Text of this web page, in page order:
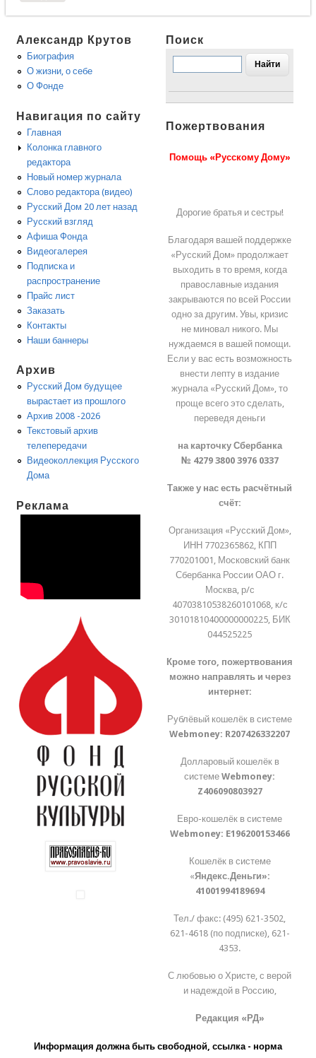
Александр Крутов
Биография
О жизни, о себе
О Фонде
Навигация по сайту
Главная
Колонка главного
редактора
Новый номер журнала
Слово редактора (видео)
Русский Дом 20 лет назад
Русский взгляд
Афиша Фонда
Видеогалерея
Подписка и
распространение
Прайс лист
Заказать
Контакты
Наши баннеры
Архив
Русский Дом будущее
вырастает из прошлого
Архив 2008 -2026
Текстовый архив
телепередачи
Видеоколлекция Русского
Дома
Реклама
Поиск
Пожертвования
Помощь «Русскому Дому»
Дорогие братья и сестры!
Благодаря вашей поддержке
«Русский Дом» продолжает
выходить в то время, когда
православные издания
закрываются по всей России
одно за другим. Увы, кризис
не миновал никого. Мы
нуждаемся в вашей помощи.
Если у вас есть возможность
внести лепту в издание
журнала «Русский Дом», то
проще всего это сделать,
переведя деньги
на карточку Сбербанка
№ 4279 3800 3976 0337
Также у нас есть расчётный
счёт:
Организация «Русский Дом»,
ИНН 7702365862, КПП
770201001, Московский банк
Сбербанка России ОАО г.
Москва, р/с
40703810538260101068, к/с
30101810400000000225, БИК
044525225
Кроме того, пожертвования
можно направлять и через
интернет:
Рублёвый кошелёк в системе
Webmoney: R207426332207
Долларовый кошелёк в
системеWebmoney:
Z406090803927
Евро-кошелёк в системе
Webmoney: E196200153466
Кошелёк в системе
«Яндекс.Деньги»:
41001994189694
Тел./ факс: (495) 621-3502,
621-4618 (по подписке), 621-
4353.
С любовью о Христе, с верой
и надеждой в Россию,
Редакция «РД»
Информация должна быть свободной, ссылка - норма